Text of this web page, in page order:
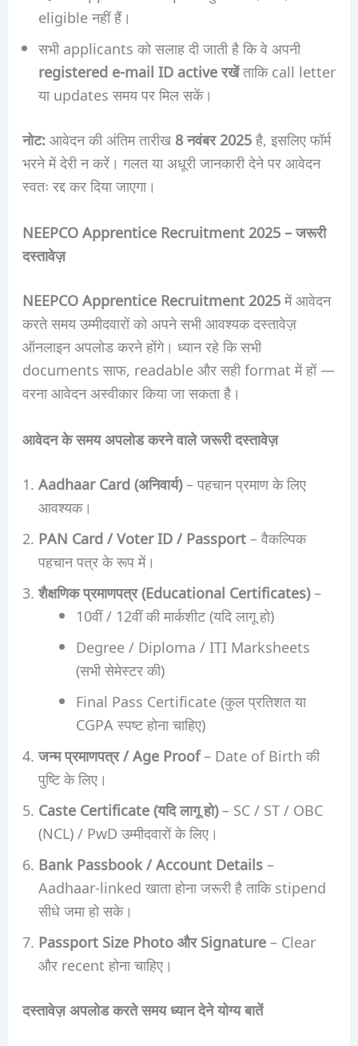
eligible नहीं हैं।
सभी applicants को सलाह दी जाती है कि वे अपनी
registered e-mail ID active रखेंताकि call letter
या updates समय पर मिल सकें।
नोट:आवेदन की अंतिम तारीख8 नवंबर 2025है, इसलिए फॉर्म
भरने में देरी न करें। गलत या अधूरी जानकारी देने पर आवेदन
स्वतः रद्द कर दिया जाएगा।
NEEPCO Apprentice Recruitment 2025 – जरूरी
दस्तावेज़
NEEPCO Apprentice Recruitment 2025में आवेदन
करते समय उम्मीदवारों को अपने सभी आवश्यक दस्तावेज़
ऑनलाइन अपलोड करने होंगे। ध्यान रहे कि सभी
documents साफ, readable और सही format में हों —
वरना आवेदन अस्वीकार किया जा सकता है।
आवेदन के समय अपलोड करने वाले जरूरी दस्तावेज़
Aadhaar Card (अनिवार्य)– पहचान प्रमाण के लिए
आवश्यक।
PAN Card / Voter ID / Passport– वैकल्पिक
पहचान पत्र के रूप में।
शैक्षणिक प्रमाणपत्र (Educational Certificates)–
10वीं / 12वीं की मार्कशीट (यदि लागू हो)
Degree / Diploma / ITI Marksheets
(सभी सेमेस्टर की)
Final Pass Certificate (कुल प्रतिशत या
CGPA स्पष्ट होना चाहिए)
जन्म प्रमाणपत्र / Age Proof– Date of Birth की
पुष्टि के लिए।
Caste Certificate (यदि लागू हो)– SC / ST / OBC
(NCL) / PwD उम्मीदवारों के लिए।
Bank Passbook / Account Details–
Aadhaar-linked खाता होना जरूरी है ताकि stipend
सीधे जमा हो सके।
Passport Size Photo और Signature– Clear
और recent होना चाहिए।
दस्तावेज़ अपलोड करते समय ध्यान देने योग्य बातें